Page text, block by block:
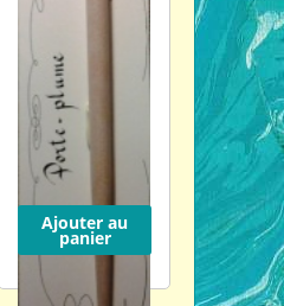
Ajouter au
panier